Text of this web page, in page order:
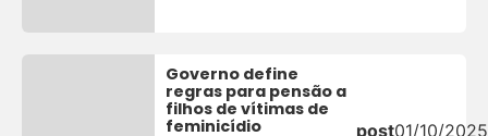
Governo define
regras para pensão a
filhos de vítimas de
feminicídio
post01/10/2025